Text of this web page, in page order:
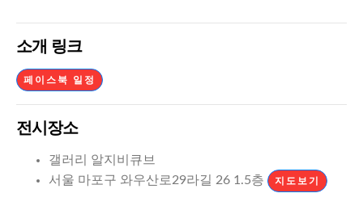
소개 링크
페이스북 일정
전시장소
갤러리 알지비큐브
서울 마포구 와우산로29라길 26 1.5층
지도보기